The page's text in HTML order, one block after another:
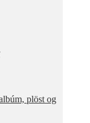
plöst og